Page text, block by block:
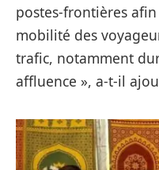
postes-frontières
mobilité des
trafic, notamment
affluence », a-t-il